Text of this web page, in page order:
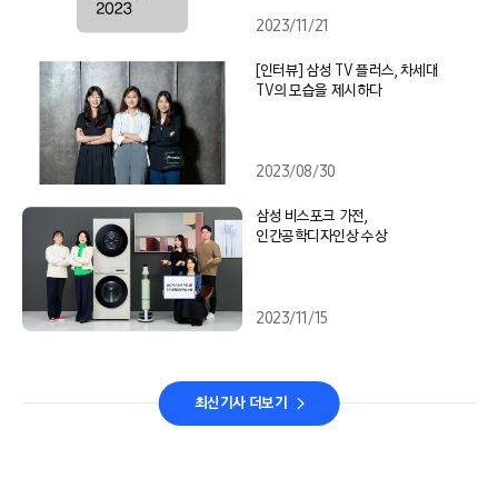
2023/11/21
[인터뷰] 삼성 TV 플러스, 차세대
TV의 모습을 제시하다
2023/08/30
삼성 비스포크 가전,
인간공학디자인상 수상
2023/11/15
최신기사 더보기